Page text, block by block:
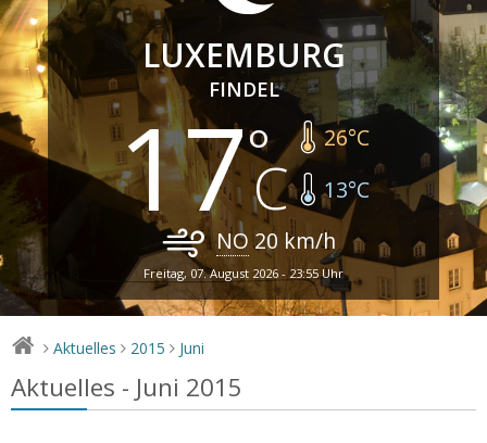
LUXEMBURG
FINDEL
17 26°C
13°C
NO 20 km/h
Freitag, 07. August 2026 - 23:55 Uhr
> Aktuelles > 2015 > Juni
Aktuelles - Juni 2015